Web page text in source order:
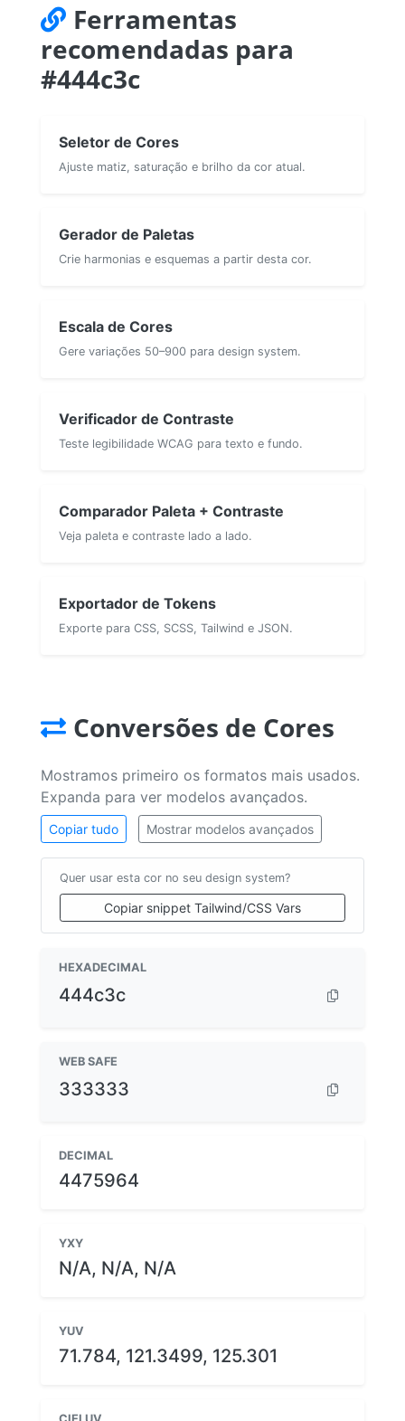
Ferramentas
recomendadas para
#444c3c
Seletor de Cores
Ajuste matiz, saturação e brilho da cor atual.
Gerador de Paletas
Crie harmonias e esquemas a partir desta cor.
Escala de Cores
Gere variações 50–900 para design system.
Verificador de Contraste
Teste legibilidade WCAG para texto e fundo.
Comparador Paleta + Contraste
Veja paleta e contraste lado a lado.
Exportador de Tokens
Exporte para CSS, SCSS, Tailwind e JSON.
Conversões de Cores
Mostramos primeiro os formatos mais usados.
Expanda para ver modelos avançados.
Copiar tudo Mostrar modelos avançados
Quer usar esta cor no seu design system?
Copiar snippet Tailwind/CSS Vars
HEXADECIMAL
444c3c
WEB SAFE
333333
DECIMAL
4475964
YXY
N/A, N/A, N/A
YUV
71.784, 121.3499, 125.301
CIELUV